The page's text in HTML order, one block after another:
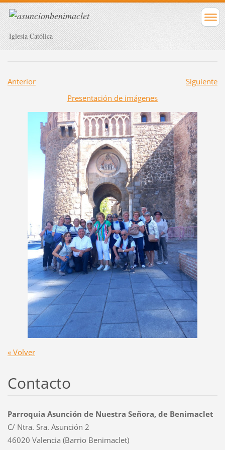
Iglesia Católica
Anterior
Siguiente
Presentación de imágenes
« Volver
Contacto
Parroquia Asunción de Nuestra Señora, de Benimaclet
C/ Ntra. Sra. Asunción 2
46020 Valencia (Barrio Benimaclet)